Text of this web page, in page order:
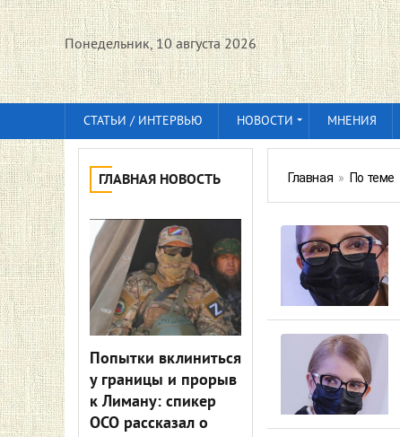
Понедельник, 10 августа 2026
СТАТЬИ / ИНТЕРВЬЮ НОВОСТИ МНЕНИЯ
ГЛАВНАЯ НОВОСТЬ
Попытки вклиниться
у границы и прорыв
к Лиману: спикер
ОСО рассказал о
Главная » По теме